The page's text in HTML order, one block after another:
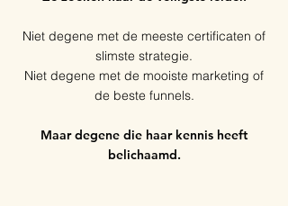
Niet degene met de meeste certificaten of
slimste strategie.
Niet degene met de mooiste marketing of
de beste funnels.
Maar degene die haar kennis heeft
belichaamd.